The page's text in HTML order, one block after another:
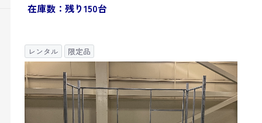
在庫数：残り150台
レンタル 限定品